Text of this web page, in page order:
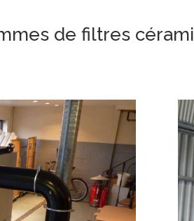
de filtres